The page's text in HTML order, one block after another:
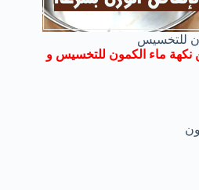
للتخسيس
ماء الكمون للتخسيس و